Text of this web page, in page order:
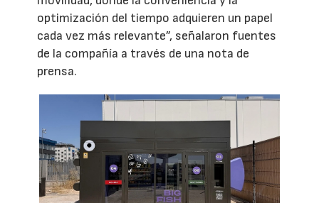
optimización del tiempo adquieren un papel
cada vez más relevante”, señalaron fuentes
de la compañía a través de una nota de
prensa.